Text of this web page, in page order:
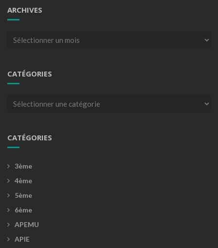
ARCHIVES
Archives
CATÉGORIES
Catégories
CATÉGORIES
3ème
4ème
5ème
6ème
APEMU
APIE